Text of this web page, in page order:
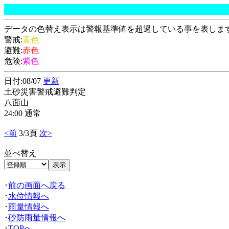
データの色替え表示は警報基準値を超過している事を表しま
警戒:黄色
避難:赤色
危険:紫色
日付:08/07 更新
土砂災害警戒避難判定
八面山
24:00 通常
<前 3/3頁 次>
並べ替え
･前の画面へ戻る
･ 水位情報へ
･雨量情報へ
･砂防雨量情報へ